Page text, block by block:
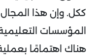
ككل. وإن هذا
المؤسسات
هناك اهتمامًا